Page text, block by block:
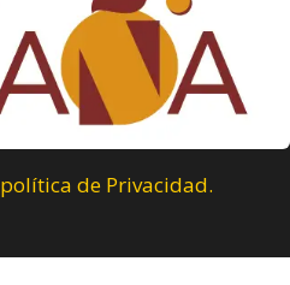
política de Privacidad.